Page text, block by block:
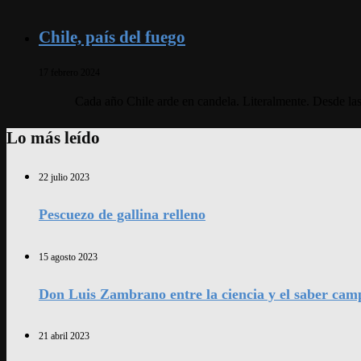
Chile, país del fuego
Lo más leído
22 julio 2023
Pescuezo de gallina relleno
15 agosto 2023
Don Luis Zambrano entre la ciencia y el saber
21 abril 2023